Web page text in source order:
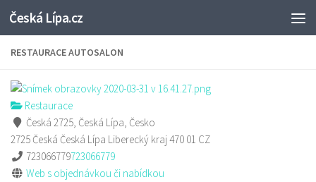
Skip to content
Česká Lípa.cz
RESTAURACE AUTOSALON
Restaurace
Česká 2725, Česká Lípa, Česko
2725 Česká Česká Lípa Liberecký kraj470 01 CZ
723066779723066779
Web s objednávkou či nabídkou